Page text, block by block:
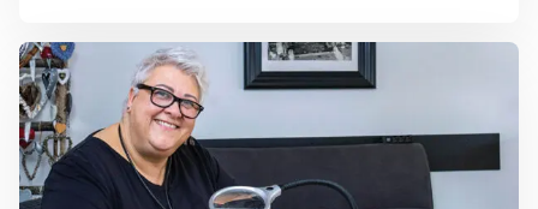
Lees meer over Ellen Garagoski uit Eerbeek: ‘Korte stukjes zijn